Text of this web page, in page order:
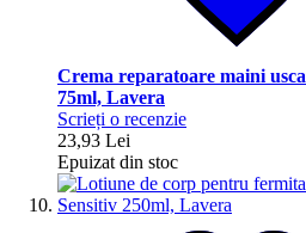
Crema reparatoare maini
75ml, Lavera
Scrieți o recenzie
23,93 Lei
Epuizat din stoc